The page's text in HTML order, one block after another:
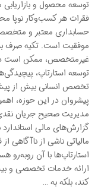
توسعه محصول و بازاریابی
فقرات هر کسب‌وکار نوپا
حسابداری معتبر و
موفقیت است. تکیه صرف
غیرمتخصص، ممکن است در
توسعه استارتاپ،
تخصص انسانی بیش از
پیشروان در این حوزه،
مدیریت صحیح جریان
گزارش‌های مالی
مالیاتی ناشی از ناآگاهی
استارتاپ‌ها با آن
ارائه خدمات تخصصی و
کند، بلکه به …